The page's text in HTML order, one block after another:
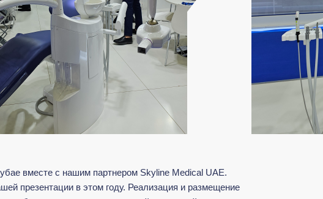
вместе с нашим партнером Skyline Medical UAE.
презентации в этом году. Реализация и размещение